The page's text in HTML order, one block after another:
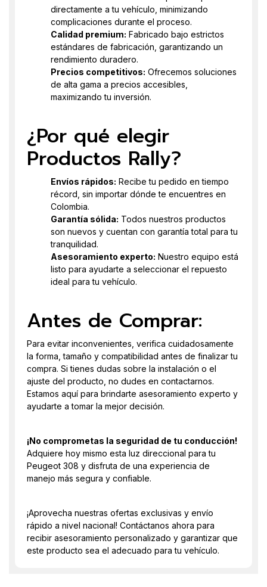
directamente a tu vehículo, minimizando
complicaciones durante el proceso.
Calidad premium: Fabricado bajo estrictos
estándares de fabricación, garantizando un
rendimiento duradero.
Precios competitivos: Ofrecemos soluciones
de alta gama a precios accesibles,
maximizando tu inversión.
¿Por qué elegir
Productos Rally?
Envíos rápidos: Recibe tu pedido en tiempo
récord, sin importar dónde te encuentres en
Colombia.
Garantía sólida: Todos nuestros productos
son nuevos y cuentan con garantía total para tu
tranquilidad.
Asesoramiento experto: Nuestro equipo está
listo para ayudarte a seleccionar el repuesto
ideal para tu vehículo.
Antes de Comprar:
Para evitar inconvenientes, verifica cuidadosamente
la forma, tamaño y compatibilidad antes de finalizar tu
compra. Si tienes dudas sobre la instalación o el
ajuste del producto, no dudes en contactarnos.
Estamos aquí para brindarte asesoramiento experto y
ayudarte a tomar la mejor decisión.
¡No comprometas la seguridad de tu conducción!
Adquiere hoy mismo esta luz direccional para tu
Peugeot 308 y disfruta de una experiencia de
manejo más segura y confiable.
¡Aprovecha nuestras ofertas exclusivas y envío
rápido a nivel nacional! Contáctanos ahora para
recibir asesoramiento personalizado y garantizar que
este producto sea el adecuado para tu vehículo.